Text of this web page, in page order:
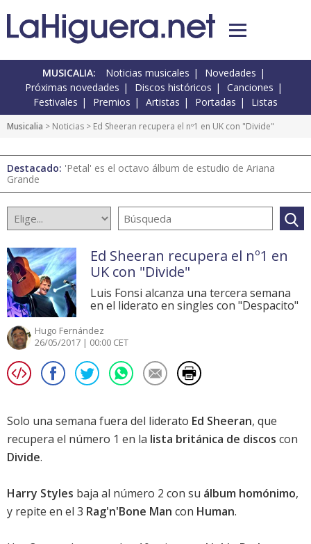
MUSICALIA: Noticias musicales
Novedades
Próximas novedades
Discos históricos
Canciones
Festivales
Premios Artistas Portadas Listas
Musicalia > Noticias > Ed Sheeran recupera el nº1 en UK con "Divide"
Destacado: 'Petal' es el octavo álbum de estudio de Ariana
Grande
Ed Sheeran recupera el nº1 en
UK con "Divide"
Luis Fonsi alcanza una tercera semana
en el liderato en singles con "Despacito"
Hugo Fernández
26/05/2017 | 00:00 CET
Solo una semana fuera del liderato Ed Sheeran, que
recupera el número 1 en la lista británica de discos con
Divide.
Harry Styles baja al número 2 con su álbum homónimo,
y repite en el 3 Rag'n'Bone Man con Human.